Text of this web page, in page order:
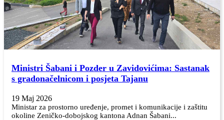
Ministri Šabani i Pozder u Zavidovićima: Sastanak
s gradonačelnicom i posjeta Tajanu
19 Maj 2026
Ministar za prostorno uređenje, promet i komunikacije i zaštitu
okoline Zeničko-dobojskog kantona Adnan Šabani...